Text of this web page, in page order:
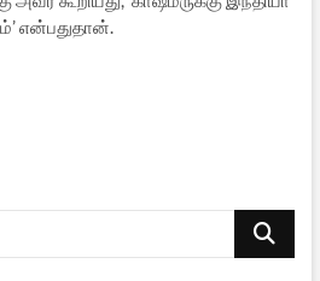
என்பதுதான்.
Search